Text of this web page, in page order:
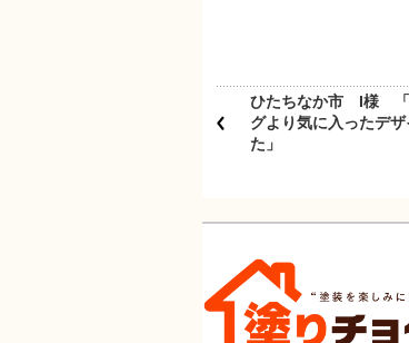
ひたちなか市 I様 「
グより気に入ったデ
た」